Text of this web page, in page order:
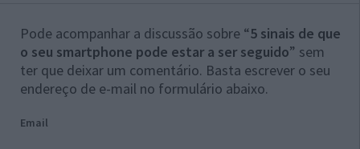
Pode acompanhar a discussão sobre “5 sinais de que
o seu smartphone pode estar a ser seguido” sem
ter que deixar um comentário. Basta escrever o seu
endereço de e-mail no formulário abaixo.
Email